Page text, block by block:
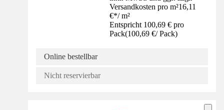
Versandkosten pro m²16,11
€*/ m²
Entspricht 100,69 € pro
Pack(100,69 €/ Pack)
Online bestellbar
Nicht reservierbar